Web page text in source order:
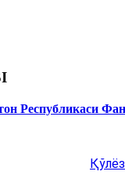
Республикаси